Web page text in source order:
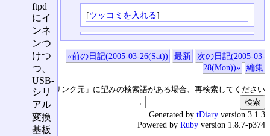
[ツッコミを入れる]
«前の日記(2005-03-26(Sat)) 最新
次の日記(2005-03-
28(Mon))»
編集
↑の「本日のリンク元」に望みの検索語がある場合、再検索してください
→
ftpd
にイ
ンネ
ンつ
けつ
つ、
USB-
シリ
アル
変換
基板
Generated by tDiary version 3.1.3
Powered by Ruby version 1.8.7-p374